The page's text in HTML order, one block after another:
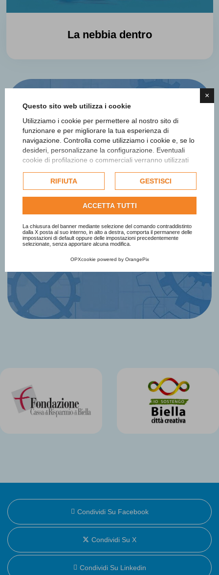
×
Questo sito web utilizza i cookie
Utilizziamo i cookie per permettere al nostro sito di
funzionare e per migliorare la tua esperienza di
navigazione. Controlla come utilizziamo i cookie e, se lo
desideri, personalizzane la configurazione. Eventuali
cookie di profilazione o commerciali verranno utilizzati
dell'utente e, se consentito, potrebbero essere utilizzati
per personalizzare gli annunci pubblicitari. Per ulteriori
informazioni su come Google utilizza i dati raccolti,
politica sulla privacy di Google
Consulta l'informativa cookie completa.
RIFIUTA GESTISCI
ACCETTA TUTTI
La chiusura del banner mediante selezione del comando contraddistinto
dalla X posta al suo interno, in alto a destra, comporta il permanere delle
impostazioni di default oppure delle impostazioni precedentemente
selezionate, senza apportare alcuna modifica.
OPXcookie powered by OrangePix
La nebbia dentro
Iscriviti alla newsletter
Ottieni informazioni e aggiornamenti
sul Premio
Iscriviti Subito
Condividi Su Facebook
Condividi Su X
Condividi Su Linkedin